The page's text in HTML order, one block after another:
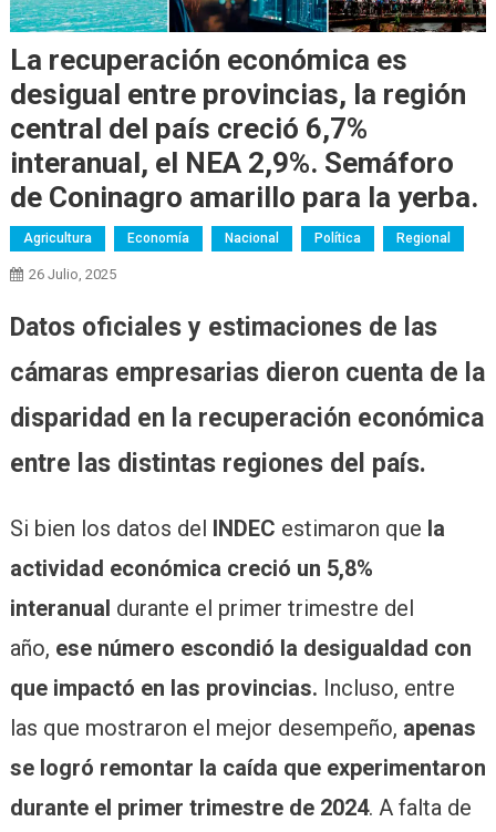
La recuperación económica es
desigual entre provincias, la región
central del país creció 6,7%
interanual, el NEA 2,9%. Semáforo
de Coninagro amarillo para la yerba.
Agricultura Economía Nacional Política Regional
26 Julio, 2025
Datos oficiales y estimaciones de las
cámaras empresarias dieron cuenta de la
disparidad en la recuperación económica
entre las distintas regiones del país.
Si bien los datos del INDEC estimaron que la
actividad económica creció un 5,8%
interanual durante el primer trimestre del
año, ese número escondió la desigualdad con
que impactó en las provincias. Incluso, entre
las que mostraron el mejor desempeño, apenas
se logró remontar la caída que experimentaron
durante el primer trimestre de 2024. A falta de